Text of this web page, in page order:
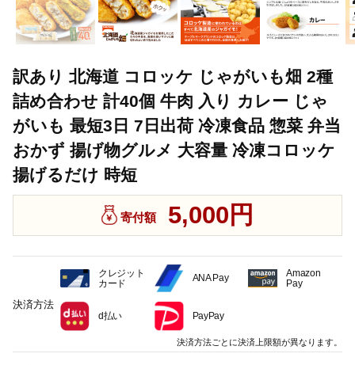
訳あり 北海道 コロッケ じゃがいも畑 2種
詰め合わせ 計40個 牛肉 入り カレー じゃ
がいも 最短3日 7日出荷 冷凍食品 惣菜 弁当
おかず 揚げ物グルメ 大容量 冷凍コロッケ
揚げるだけ 時短
寄付額 5,000円
決済方法
クレジット
カード
ANA Pay
Amazon
Pay
d払い PayPay
決済方法ごとに決済上限額が異なります。